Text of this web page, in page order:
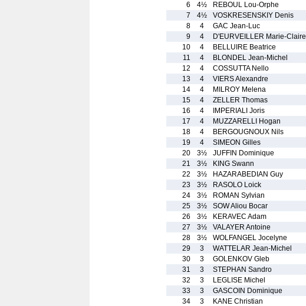
6
4½ REBOUL Lou-Orphe
7
4½ VOSKRESENSKIY Denis
8
4 GAC Jean-Luc
9
4 D'EURVEILLER Marie-Claire
10
4 BELLUIRE Beatrice
11
4 BLONDEL Jean-Michel
12
4 COSSUTTA Nello
13
4 VIERS Alexandre
14
4 MILROY Melena
15
4 ZELLER Thomas
16
4 IMPERIALI Joris
17
4 MUZZARELLI Hogan
18
4 BERGOUGNOUX Nils
19
4 SIMEON Gilles
20
3½ JUFFIN Dominique
21
3½ KING Swann
22
3½ HAZARABEDIAN Guy
23
3½ RASOLO Loick
24
3½ ROMAN Sylvian
25
3½ SOW Aliou Bocar
26
3½ KERAVEC Adam
27
3½ VALAYER Antoine
28
3½ WOLFANGEL Jocelyne
29
3 WATTELAR Jean-Michel
30
3 GOLENKOV Gleb
31
3 STEPHAN Sandro
32
3 LEGLISE Michel
33
3 GASCOIN Dominique
34
3 KANE Christian